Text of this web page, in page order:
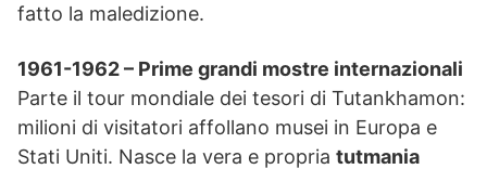
fatto la maledizione.
1961-1962 – Prime grandi mostre internazionali
Parte il tour mondiale dei tesori di Tutankhamon:
milioni di visitatori affollano musei in Europa e
Stati Uniti. Nasce la vera e propria tutmania